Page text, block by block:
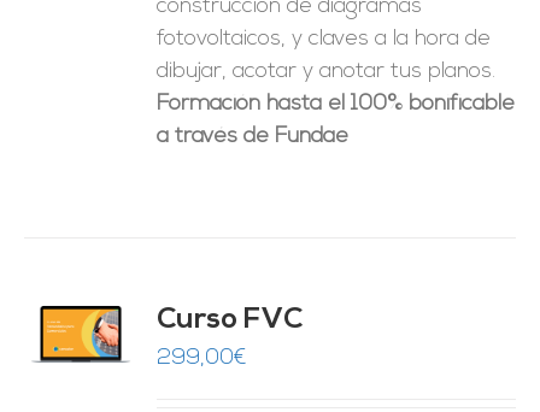
construcción de diagramas
fotovoltaicos, y claves a la hora de
dibujar, acotar y anotar tus planos.
Formación hasta el 100% bonificable
a través de Fundae
Curso FVC
299,00€